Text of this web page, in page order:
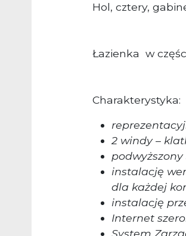
Hol, cztery,
Łazienka w
Charakterystyka:
2 windy –
instalację
dla każdej
instalację
Internet
System